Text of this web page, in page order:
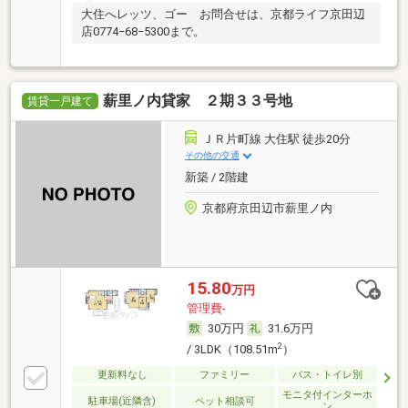
大住へレッツ、ゴー お問合せは、京都ライフ京田辺
店0774−68−5300まで。
賃貸一戸建て 薪里ノ内貸家 ２期３３号地
ＪＲ片町線 大住駅 徒歩20分
その他の交通
新築 / 2階建
京都府京田辺市薪里ノ内
15.80万円
管理費-
30万円
31.6万円
/ 3LDK（108.51m2）
更新料なし ファミリー バス・トイレ別
駐車場(近隣含) ペット相談可
モニタ付インターホ